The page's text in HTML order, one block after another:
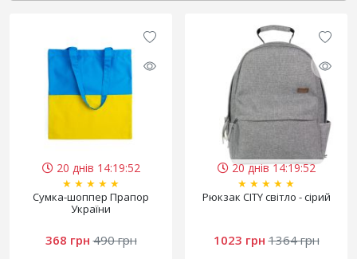
20 днів 14:19:52
★ ★ ★ ★ ★
Cумка-шоппер Прапор
України
368 грн 490 грн
20 днів 14:19:52
★ ★ ★ ★ ★
Рюкзак CITY світло - сірий
1023 грн 1364 грн